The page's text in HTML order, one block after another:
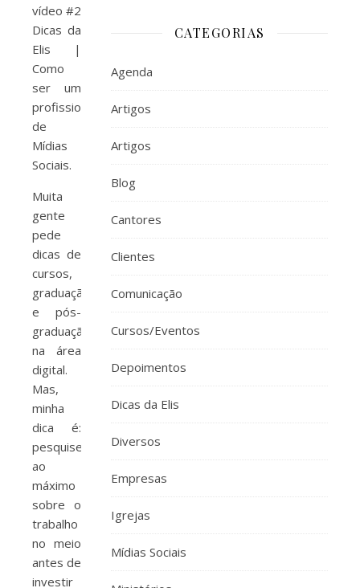
vídeo #2
Dicas da
Elis |
Como
ser um
profissional
de
Mídias
Sociais.
Muita
gente
pede
dicas de
cursos,
graduação
e pós-
graduação
na área
digital.
Mas,
minha
dica é:
pesquise
ao
máximo
sobre o
trabalho
no meio
antes de
investir
CATEGORIAS
Agenda
Artigos
Artigos
Blog
Cantores
Clientes
Comunicação
Cursos/Eventos
Depoimentos
Dicas da Elis
Diversos
Empresas
Igrejas
Mídias Sociais